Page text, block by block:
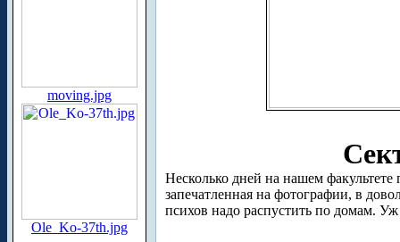
moving.jpg
Ole_Ko-37th.jpg
Несколько дней на нашем
запечатленная на фотографии, в
психов надо распустить по домам.